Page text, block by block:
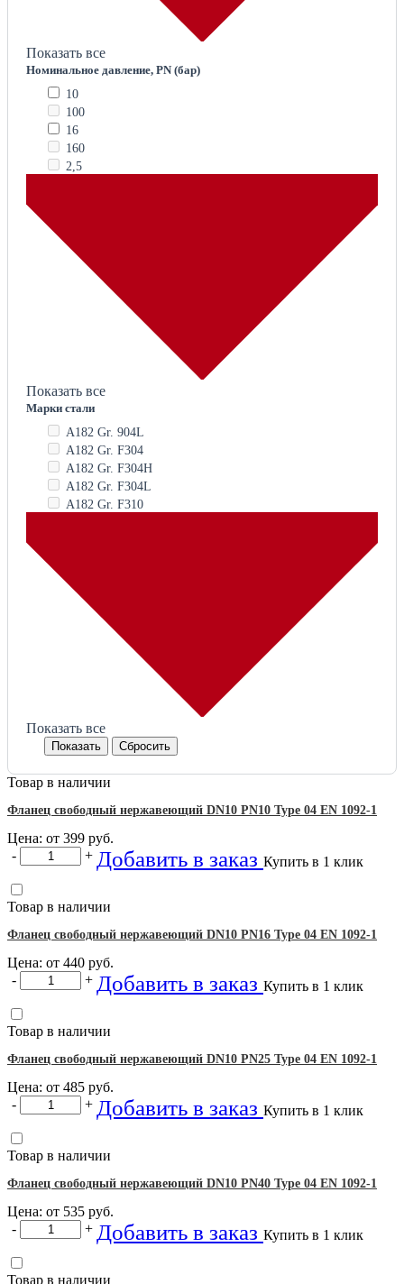
Показать все
Номинальное давление, PN (бар)
10
100
16
160
2,5
Показать все
Марки стали
A182 Gr. 904L
A182 Gr. F304
A182 Gr. F304H
A182 Gr. F304L
A182 Gr. F310
Показать все
Товар в наличии
Фланец свободный нержавеющий DN10 PN10 Type 04 EN 1092-1
Цена: от 399 руб.
-
+ Добавить в заказ Купить в 1 клик
Товар в наличии
Фланец свободный нержавеющий DN10 PN16 Type 04 EN 1092-1
Цена: от 440 руб.
-
+ Добавить в заказ Купить в 1 клик
Товар в наличии
Фланец свободный нержавеющий DN10 PN25 Type 04 EN 1092-1
Цена: от 485 руб.
-
+ Добавить в заказ Купить в 1 клик
Товар в наличии
Фланец свободный нержавеющий DN10 PN40 Type 04 EN 1092-1
Цена: от 535 руб.
-
+ Добавить в заказ Купить в 1 клик
Товар в наличии